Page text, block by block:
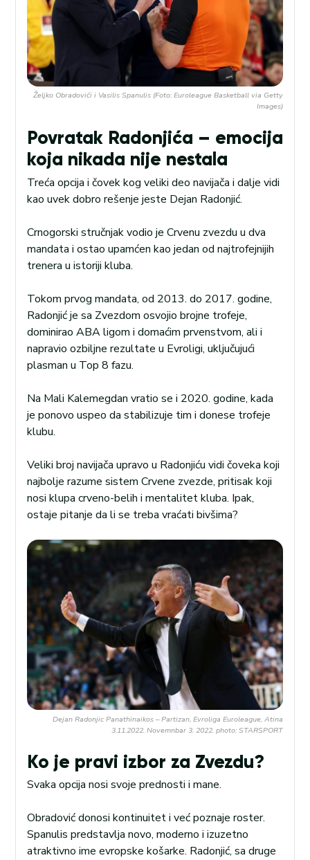
Željko Obradovići i Vasilis Spanulis (Foto: Euroleague Basketball via Getty
Images)
Povratak Radonjića – emocija
koja nikada nije nestala
Treća opcija i čovek kog veliki deo navijača i dalje vidi
kao uvek dobro rešenje jeste Dejan Radonjić.
Crnogorski stručnjak vodio je Crvenu zvezdu u dva
mandata i ostao upamćen kao jedan od najtrofejnijih
trenera u istoriji kluba.
Tokom prvog mandata, od 2013. do 2017. godine,
Radonjić je sa Zvezdom osvojio brojne trofeje,
dominirao ABA ligom i domaćim prvenstvom, ali i
napravio ozbiljne rezultate u Evroligi, uključujući
plasman u Top 8 fazu.
Na Mali Kalemegdan vratio se i 2020. godine, kada
je ponovo uspeo da stabilizuje tim i donese trofeje
klubu.
Veliki broj navijača upravo u Radonjiću vidi čoveka koji
najbolje razume sistem Crvene zvezde, pritisak koji
nosi klupa crveno-belih i mentalitet kluba. Ipak,
ostaje pitanje da li se treba vraćati bivšima?
Dejan Radonjic Panathinaikos – Partizan, Evroliga Euroleague, Atina
3.11.2022. Novemnbar 3. 2022. photo: STARSPORT
Ko je pravi izbor za Zvezdu?
Svaka opcija nosi svoje prednosti i mane.
Obradović donosi kontinuitet i već poznaje roster.
Spanulis predstavlja novo, moderno i izuzetno
atraktivno ime evropske košarke. Radonjić, sa druge